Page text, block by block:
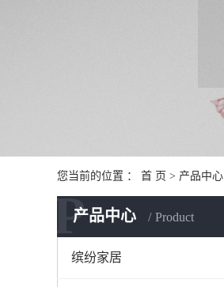
您当前的位置 ： 首 页 > 产品中心
产品中心 Product
P
缤纷家居